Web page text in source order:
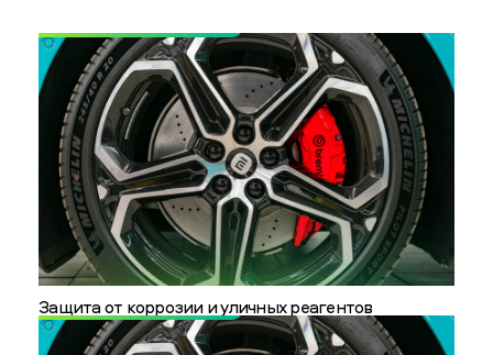
Защита от коррозии и уличных реагентов